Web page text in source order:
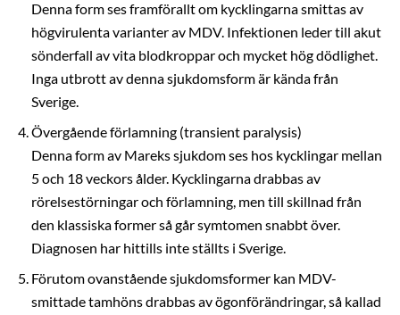
Denna form ses framförallt om kycklingarna smittas av
högvirulenta varianter av MDV. Infektionen leder till akut
sönderfall av vita blodkroppar och mycket hög dödlighet.
Inga utbrott av denna sjukdomsform är kända från
Sverige.
Övergående förlamning (transient paralysis)
Denna form av Mareks sjukdom ses hos kycklingar mellan
5 och 18 veckors ålder. Kycklingarna drabbas av
rörelsestörningar och förlamning, men till skillnad från
den klassiska former så går symtomen snabbt över.
Diagnosen har hittills inte ställts i Sverige.
Förutom ovanstående sjukdomsformer kan MDV-
smittade tamhöns drabbas av ögonförändringar, så kallad